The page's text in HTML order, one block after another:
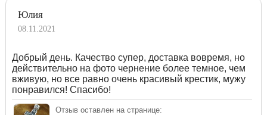
Юлия
08.11.2021
Добрый день. Качество супер, доставка вовремя, но
действительно на фото чернение более темное, чем
вживую, но все равно очень красивый крестик, мужу
понравился! Спасибо!
Отзыв оставлен на странице: